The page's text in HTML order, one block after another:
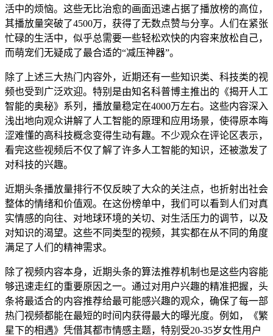
活中的烦恼。这些无比治愈的画面迅速占据了播放榜的高位，
其播放量突破了4500万，获得了无数点赞与分享。人们在紧张
忙碌的生活中，似乎总需要一些轻松欢快的内容来放松自己，
而萌宠们无疑成了最合适的“减压神器”。
除了上述三大热门内容外，近期还有一些知识类、科技类的视
频也受到广泛欢迎。特别是由知名科普博主推出的《揭开人工
智能的奥秘》系列，播放量稳定在4000万左右。这些内容深入
浅出地向观众讲解了人工智能的原理和应用场景，使得原本晦
涩难懂的高科技概念变得生动有趣。不少观众在评论区表示，
看完这些视频后不仅了解了许多人工智能的知识，还被激发了
对科技的兴趣。
近期头条播放量排行不仅反映了大众的关注点，也折射出社会
整体的情绪和价值观。在这份榜单中，我们可以看到人们对真
实情感的向往、对地球环境的关切、对生活压力的调节，以及
对知识的渴望。这些不同类型的视频，其实都在从不同的角度
满足了人们的精神需求。
除了视频内容本身，近期头条的算法推荐机制也是这些内容能
够迅速走红的重要原因之一。通过对用户兴趣的精准把握，头
条将最适合的内容推荐给最可能感兴趣的观众，确保了每一部
热门视频都能在最短的时间内获得最大的曝光度。例如，《繁
星下的相遇》凭借其都市情感主题，特别受20-35岁女性用户